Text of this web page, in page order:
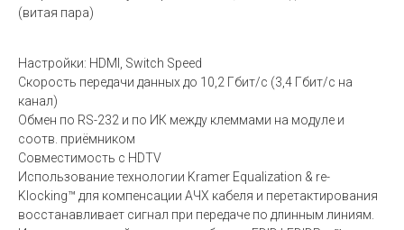
(витая пара)
Настройки: HDMI, Switch Speed
Скорость передачи данных до 10,2 Гбит/с (3,4 Гбит/с на
канал)
Обмен по RS-232 и по ИК между клеммами на модуле и
соотв. приёмником
Совместимость с HDTV
Использование технологии Kramer Equalization & re-
Klocking™ для компенсации АЧХ кабеля и перетактирования
восстанавливает сигнал при передаче по длинным линиям.